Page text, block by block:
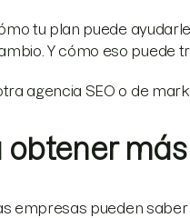
tu plan puede
Y cómo eso puede
agencia SEO o de
empresas pueden